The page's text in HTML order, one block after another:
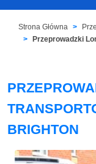
Strona Główna
Przeprowadzki
BRIGHTON